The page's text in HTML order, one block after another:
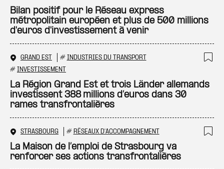
Bilan positif pour le Réseau express
métropolitain européen et plus de 500 millions
d'euros d'investissement à venir
GRAND EST # INDUSTRIES DU TRANSPORT
# INVESTISSEMENT
La Région Grand Est et trois Länder allemands
investissent 388 millions d’euros dans 30
rames transfrontalières
STRASBOURG # RÉSEAUX D'ACCOMPAGNEMENT
La Maison de l’emploi de Strasbourg va
renforcer ses actions transfrontalières